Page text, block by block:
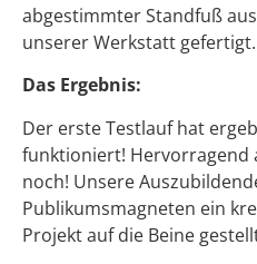
abgestimmter Standfuß
unserer Werkstatt gefertigt.
Das Ergebnis:
Der erste Testlauf hat
funktioniert! Hervorragend
noch! Unsere
Publikumsmagneten ein
Projekt auf die Beine